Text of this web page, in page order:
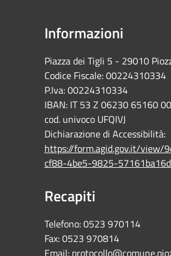
Informazioni
Piazza dei Tigli 5 - 29010
Codice Fiscale: 00224310334
P.Iva: 00224310334
IBAN: IT 53 Z 06230 65160
cod. univoco UFQIVJ
Dichiarazione di Accessibilità:
https://form.agid.gov.it/view/
cf88-4be5-9825-
Recapiti
Telefono:0523 970114
Fax:0523 970814
Email: